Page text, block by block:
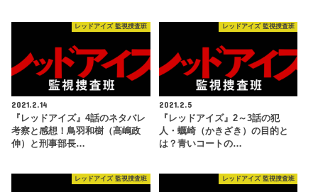
レッドアイズ 監視捜査班
2021.2.14
『レッドアイズ』4話のネタバレ
考察と感想！鳥羽和樹（高嶋政
伸）と刑事部長…
レッドアイズ 監視捜査班
2021.2.5
『レッドアイズ』2～3話の犯
人・蠣崎（かきざき）の目的と
は？青いコートの…
レッドアイズ 監視捜査班 レッドアイズ 監視捜査班